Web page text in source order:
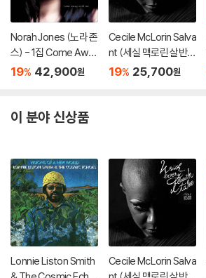
Norah Jones (노라 존
스) - 1집 Come Awa
y With Me (20th Ann
19% 42,900원
Cecile McLorin Salva
nt (세실 맥로린 살반
트) - With Every Bre
19% 25,700원
이 분야 신상품
Lonnie Liston Smith
Cecile McLorin Salva